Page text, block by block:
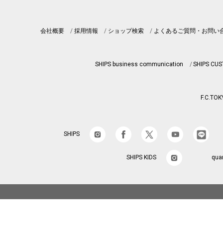
会社概要 採用情報 ショップ検索 よくあるご質問・お問い
SHIPS business communication SHIPS
SHIPS
SHIPS KIDS